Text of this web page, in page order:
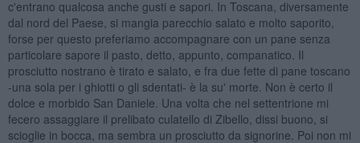
c'entrano qualcosa anche gusti e sapori. In Toscana, diversamente
dal nord del Paese, si mangia parecchio salato e molto saporito,
forse per questo preferiamo accompagnare con un pane senza
particolare sapore il pasto, detto, appunto, companatico. Il
prosciutto nostrano è tirato e salato, e fra due fette di pane toscano
-una sola per i ghiotti o gli sdentati- è la su' morte. Non è certo il
dolce e morbido San Daniele. Una volta che nel settentrione mi
fecero assaggiare il prelibato culatello di Zibello, dissi buono, si
scioglie in bocca, ma sembra un prosciutto da signorine. Poi non mi